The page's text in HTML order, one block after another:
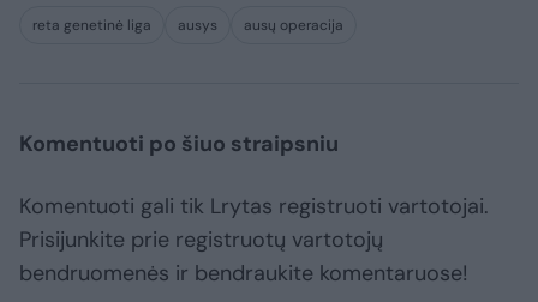
reta genetinė liga ausys ausų operacija
Komentuoti po šiuo straipsniu
Komentuoti gali tik Lrytas registruoti vartotojai.
Prisijunkite prie registruotų vartotojų
bendruomenės ir bendraukite komentaruose!